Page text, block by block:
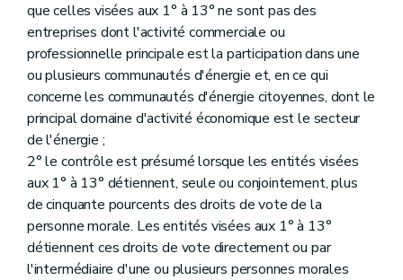
que celles visées aux 1° à 13° ne sont pas des
entreprises dont l'activité commerciale ou
professionnelle principale est la participation dans une
ou plusieurs communautés d'énergie et, en ce qui
concerne les communautés d'énergie citoyennes, dont le
principal domaine d'activité économique est le secteur
de l'énergie ;
2° le contrôle est présumé lorsque les entités visées
aux 1° à 13° détiennent, seule ou conjointement, plus
de cinquante pourcents des droits de vote de la
personne morale. Les entités visées aux 1° à 13°
détiennent ces droits de vote directement ou par
l'intermédiaire d'une ou plusieurs personnes morales